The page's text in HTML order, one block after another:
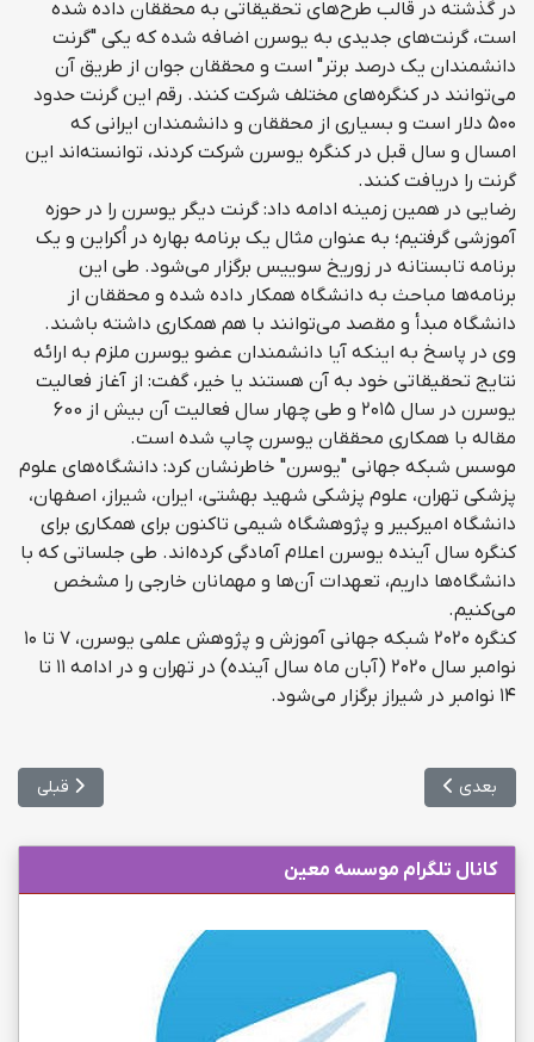
در گذشته در قالب طرح‌های تحقیقاتی به محققان داده شده
است، گرنت‌های جدیدی به یوسرن اضافه شده که یکی "گرنت
دانشمندان یک درصد برتر" است و محققان جوان از طریق آن
می‌توانند در کنگره‌های مختلف شرکت کنند. رقم این گرنت حدود
۵۰۰ دلار است و بسیاری از محققان و دانشمندان ایرانی که
امسال و سال قبل در کنگره یوسرن شرکت کردند، توانسته‌اند این
گرنت را دریافت کنند.
رضایی در همین زمینه ادامه داد: گرنت دیگر یوسرن را در حوزه
آموزشی گرفتیم؛ به عنوان مثال یک برنامه بهاره در اُکراین و یک
برنامه تابستانه در زوریخ سوییس برگزار می‌شود. طی این
برنامه‌ها مباحث به دانشگاه همکار داده شده و محققان از
دانشگاه مبدأ و مقصد می‌توانند با هم همکاری داشته باشند.
وی در پاسخ به اینکه آیا دانشمندان عضو یوسرن ملزم به ارائه
نتایج تحقیقاتی خود به آن هستند یا خیر، گفت: از آغاز فعالیت
یوسرن در سال ۲۰۱۵ و طی چهار سال فعالیت آن بیش از 600
مقاله با همکاری محققان یوسرن چاپ شده است.
موسس شبکه جهانی "یوسرن" خاطرنشان کرد: دانشگاه‌های علوم
پزشکی تهران، علوم پزشکی شهید بهشتی، ایران، شیراز، اصفهان،
دانشگاه امیرکبیر و پژوهشگاه شیمی تاکنون برای همکاری برای
کنگره سال آینده یوسرن اعلام آمادگی کرده‌اند. طی جلساتی که با
دانشگاه‌ها داریم، تعهدات آن‌ها و مهمانان خارجی را مشخص
می‌کنیم.
کنگره ۲۰۲۰ شبکه جهانی آموزش و پژوهش علمی یوسرن، ۷ تا ۱۰
نوامبر سال ۲۰۲۰ (آبان ماه سال آینده) در تهران و در ادامه ۱۱ تا
۱۴ نوامبر در شیراز برگزار می‌شود.
مطلب قبلی:
قبلی مطلب بعدی: لغو نشدن آئین‌نامه فرصت مطالعاتی دانشجویان
بعدی
کانال تلگرام موسسه معین